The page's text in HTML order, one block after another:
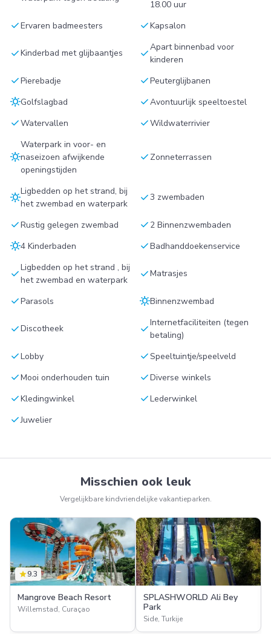
18.00 uur
checkErvaren badmeesters checkKapsalon
checkKinderbad met glijbaantjes checkApart binnenbad voor
kinderen
checkPierebadje checkPeuterglijbanen
sunnyGolfslagbad checkAvontuurlijk speeltoestel
checkWatervallen checkWildwaterrivier
sunny
Waterpark in voor- en
naseizoen afwijkende
openingstijden
check Zonneterrassen
sunnyLigbedden op het strand, bij
het zwembad en waterpark
check3 zwembaden
checkRustig gelegen zwembad check 2 Binnenzwembaden
sunny4 Kinderbaden checkBadhanddoekenservice
checkLigbedden op het strand , bij
het zwembad en waterpark
checkMatrasjes
checkParasols sunnyBinnenzwembad
checkDiscotheek checkInternetfaciliteiten (tegen
betaling)
checkLobby checkSpeeltuintje/speelveld
checkMooi onderhouden tuin checkDiverse winkels
checkKledingwinkel checkLederwinkel
checkJuwelier
Misschien ook leuk
Vergelijkbare kindvriendelijke vakantieparken.
star9.3
Mangrove Beach Resort
Willemstad, Curaçao
SPLASHWORLD Ali Bey
Park
Side, Turkije